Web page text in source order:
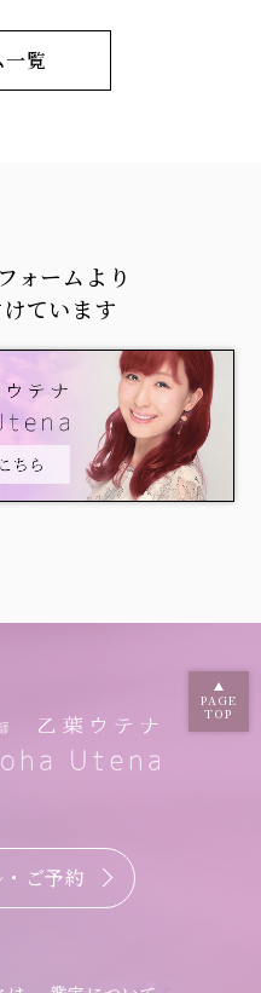
一覧
ォームより
ています
PAGE
TOP
ご予約